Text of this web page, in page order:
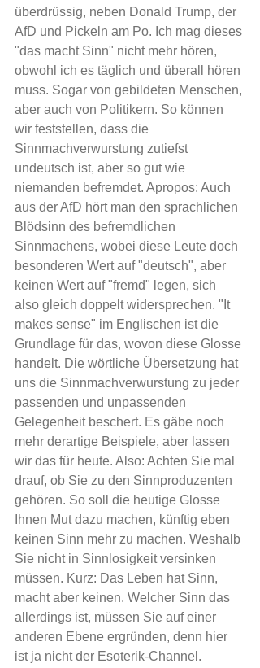
überdrüssig, neben Donald Trump, der
AfD und Pickeln am Po. Ich mag dieses
"das macht Sinn" nicht mehr hören,
obwohl ich es täglich und überall hören
muss. Sogar von gebildeten Menschen,
aber auch von Politikern. So können
wir feststellen, dass die
Sinnmachverwurstung zutiefst
undeutsch ist, aber so gut wie
niemanden befremdet. Apropos: Auch
aus der AfD hört man den sprachlichen
Blödsinn des befremdlichen
Sinnmachens, wobei diese Leute doch
besonderen Wert auf "deutsch", aber
keinen Wert auf "fremd" legen, sich
also gleich doppelt widersprechen. "It
makes sense" im Englischen ist die
Grundlage für das, wovon diese Glosse
handelt. Die wörtliche Übersetzung hat
uns die Sinnmachverwurstung zu jeder
passenden und unpassenden
Gelegenheit beschert. Es gäbe noch
mehr derartige Beispiele, aber lassen
wir das für heute. Also: Achten Sie mal
drauf, ob Sie zu den Sinnproduzenten
gehören. So soll die heutige Glosse
Ihnen Mut dazu machen, künftig eben
keinen Sinn mehr zu machen. Weshalb
Sie nicht in Sinnlosigkeit versinken
müssen. Kurz: Das Leben hat Sinn,
macht aber keinen. Welcher Sinn das
allerdings ist, müssen Sie auf einer
anderen Ebene ergründen, denn hier
ist ja nicht der Esoterik-Channel.